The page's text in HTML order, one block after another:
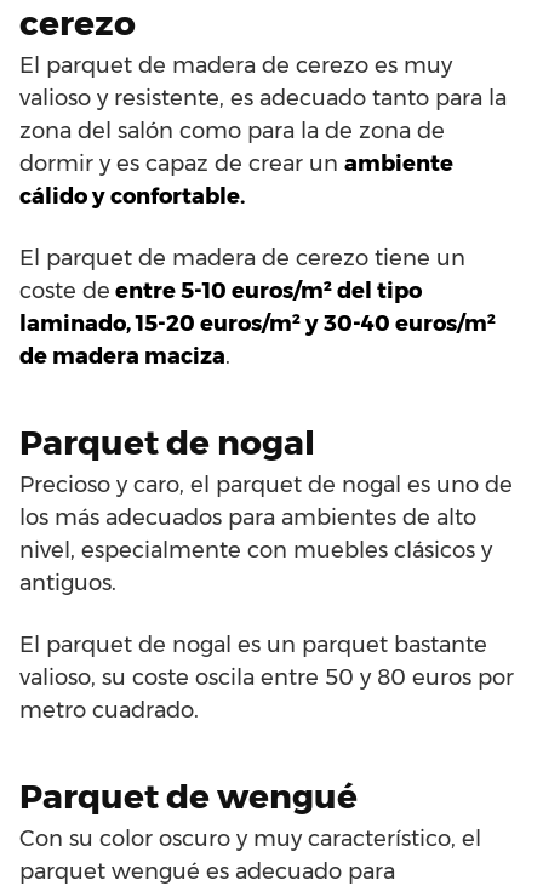
cerezo
El parquet de madera de cerezo es muy
valioso y resistente, es adecuado tanto para la
zona del salón como para la de zona de
dormir y es capaz de crear un ambiente
cálido y confortable.
El parquet de madera de cerezo tiene un
coste de entre 5-10 euros/m² del tipo
laminado, 15-20 euros/m² y 30-40 euros/m²
de madera maciza.
Parquet de nogal
Precioso y caro, el parquet de nogal es uno de
los más adecuados para ambientes de alto
nivel, especialmente con muebles clásicos y
antiguos.
El parquet de nogal es un parquet bastante
valioso, su coste oscila entre 50 y 80 euros por
metro cuadrado.
Parquet de wengué
Con su color oscuro y muy característico, el
parquet wengué es adecuado para